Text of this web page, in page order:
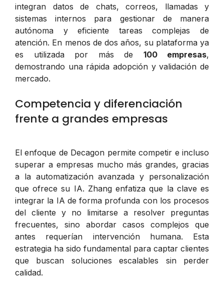
integran datos de chats, correos, llamadas y
sistemas internos para gestionar de manera
autónoma y eficiente tareas complejas de
atención. En menos de dos años, su plataforma ya
es utilizada por más de 100 empresas,
demostrando una rápida adopción y validación de
mercado.
Competencia y diferenciación
frente a grandes empresas
El enfoque de Decagon permite competir e incluso
superar a empresas mucho más grandes, gracias
a la automatización avanzada y personalización
que ofrece su IA. Zhang enfatiza que la clave es
integrar la IA de forma profunda con los procesos
del cliente y no limitarse a resolver preguntas
frecuentes, sino abordar casos complejos que
antes requerían intervención humana. Esta
estrategia ha sido fundamental para captar clientes
que buscan soluciones escalables sin perder
calidad.